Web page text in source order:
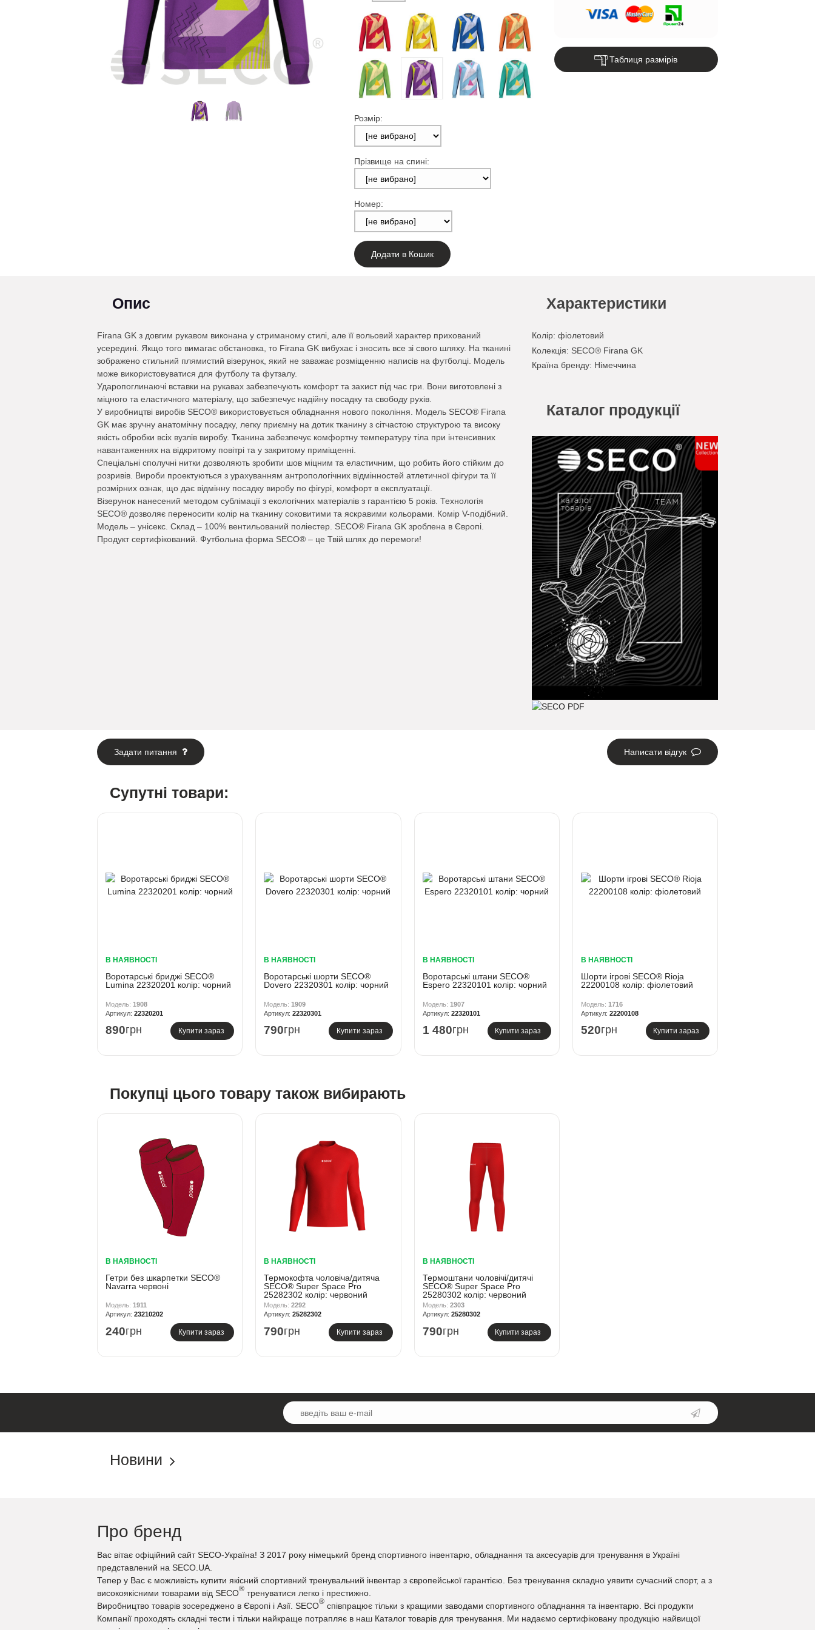
Розмір:
Прізвище на спині:
Номер:
Додати в Кошик
Таблиця размірів
Опис
Firana GK з довгим рукавом виконана у стриманому стилі, але її вольовий характер прихований
усередині. Якщо того вимагає обстановка, то Firana GK вибухає і зносить все зі свого шляху. На тканині
зображено стильний плямистий візерунок, який не заважає розміщенню написів на футболці. Модель
може використовуватися для футболу та футзалу.
Ударопоглинаючі вставки на рукавах забезпечують комфорт та захист під час гри. Вони виготовлені з
міцного та еластичного матеріалу, що забезпечує надійну посадку та свободу рухів.
У виробництві виробів SECO® використовується обладнання нового покоління. Модель SECO® Firana
GK має зручну анатомічну посадку, легку приємну на дотик тканину з сітчастою структурою та високу
якість обробки всіх вузлів виробу. Тканина забезпечує комфортну температуру тіла при інтенсивних
навантаженнях на відкритому повітрі та у закритому приміщенні.
Спеціальні сполучні нитки дозволяють зробити шов міцним та еластичним, що робить його стійким до
розривів. Вироби проектуються з урахуванням антропологічних відмінностей атлетичної фігури та її
розмірних ознак, що дає відмінну посадку виробу по фігурі, комфорт в експлуатації.
Візерунок нанесений методом сублімації з екологічних матеріалів з гарантією 5 років. Технологія
SECO® дозволяє переносити колір на тканину соковитими та яскравими кольорами. Комір V-подібний.
Модель – унісекс. Склад – 100% вентильований поліестер. SECO® Firana GK зроблена в Європі.
Продукт сертифікований. Футбольна форма SECO® – це Твій шлях до перемоги!
Характеристики
Колір: фіолетовий
Колекція: SECO® Firana GK
Країна бренду: Німеччина
Каталог продукції
Задати питання Написати відгук
Супутні товари:
В НАЯВНОСТІ
Воротарські бриджі SECO®
Lumina 22320201 колiр: чорний
1908
22320201
890грн Купити зараз
В НАЯВНОСТІ
Воротарські шорти SECO®
Dovero 22320301 колiр: чорний
1909
22320301
790грн Купити зараз
В НАЯВНОСТІ
Воротарські штани SECO®
Espero 22320101 колiр: чорний
1907
22320101
1 480грн Купити зараз
В НАЯВНОСТІ
Шорти ігрові SECO® Rioja
22200108 колiр: фіолетовий
1716
22200108
520грн Купити зараз
Покупці цього товару також вибирають
В НАЯВНОСТІ
Гетри без шкарпетки SECO®
Navarra червоні
1911
23210202
240грн Купити зараз
В НАЯВНОСТІ
Термокофта чоловіча/дитяча
SECO® Super Space Pro
25282302 колір: червоний
2292
25282302
790грн Купити зараз
В НАЯВНОСТІ
Термоштани чоловічі/дитячі
SECO® Super Space Pro
25280302 колір: червоний
2303
25280302
790грн Купити зараз
Новини
Про бренд
Вас вітає офіційний сайт SECO-Україна! З 2017 року німецький бренд спортивного інвентарю, обладнання та аксесуарів для тренування в Україні
представлений на SECO.UA.
Тепер у Вас є можливість купити якісний спортивний тренувальний інвентар з європейської гарантією. Без тренування складно уявити сучасний спорт, а з
високоякісними товарами від SECO® тренуватися легко і престижно.
Виробництво товарів зосереджено в Європі і Азії. SECO® співпрацює тільки з кращими заводами спортивного обладнання та інвентарю. Всі продукти
Компанії проходять складні тести і тільки найкраще потрапляє в наш Каталог товарів для тренування. Ми надаємо сертифіковану продукцію найвищої